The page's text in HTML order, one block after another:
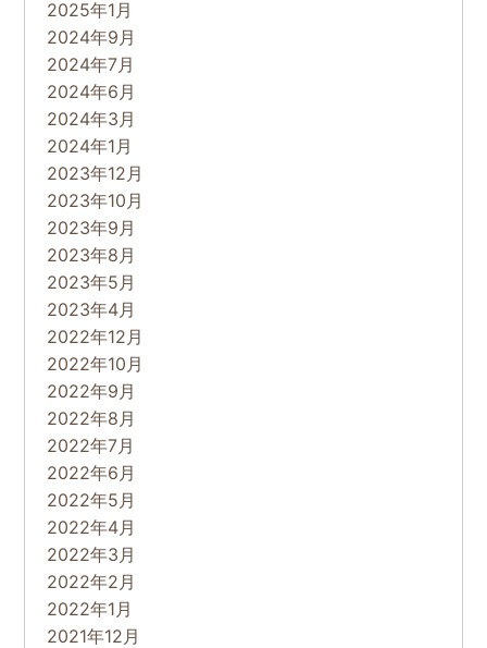
2025年1月
2024年9月
2024年7月
2024年6月
2024年3月
2024年1月
2023年12月
2023年10月
2023年9月
2023年8月
2023年5月
2023年4月
2022年12月
2022年10月
2022年9月
2022年8月
2022年7月
2022年6月
2022年5月
2022年4月
2022年3月
2022年2月
2022年1月
2021年12月